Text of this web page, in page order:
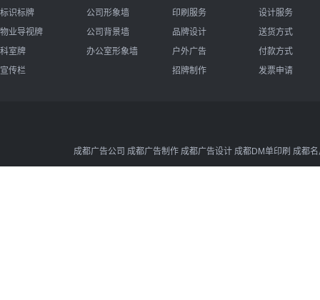
标识标牌
物业导视牌
科室牌
宣传栏
公司形象墙
公司背景墙
办公室形象墙
印刷服务
品牌设计
户外广告
招牌制作
设计服务
送货方式
付款方式
发票申请
成都广告公司 成都广告制作 成都广告设计 成都DM单印刷 成都